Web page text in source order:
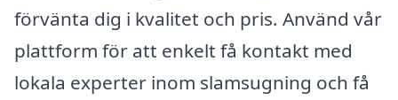
förvänta dig i kvalitet och pris. Använd vår
plattform för att enkelt få kontakt med
lokala experter inom slamsugning och få